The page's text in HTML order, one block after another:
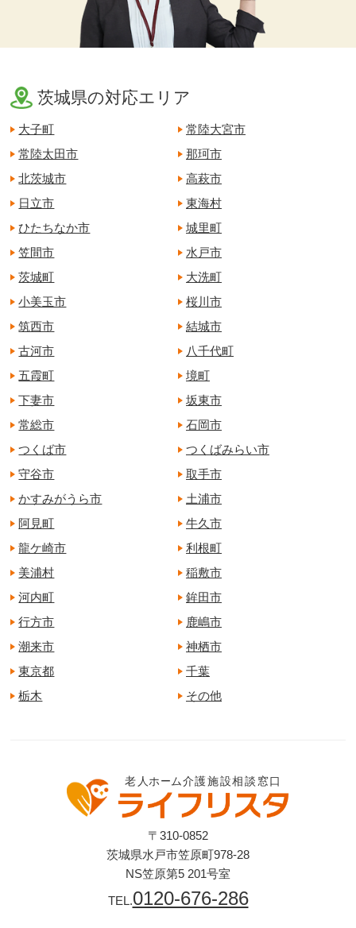
茨城県の対応エリア
大子町
常陸大宮市
常陸太田市
那珂市
北茨城市
高萩市
日立市
東海村
ひたちなか市
城里町
笠間市
水戸市
茨城町
大洗町
小美玉市
桜川市
筑西市
結城市
古河市
八千代町
五霞町
境町
下妻市
坂東市
常総市
石岡市
つくば市
つくばみらい市
守谷市
取手市
かすみがうら市
土浦市
阿見町
牛久市
龍ケ崎市
利根町
美浦村
稲敷市
河内町
鉾田市
行方市
鹿嶋市
潮来市
神栖市
東京都
千葉
栃木
その他
〒310-0852
茨城県水戸市笠原町978-28
NS笠原第5 201号室
TEL.0120-676-286